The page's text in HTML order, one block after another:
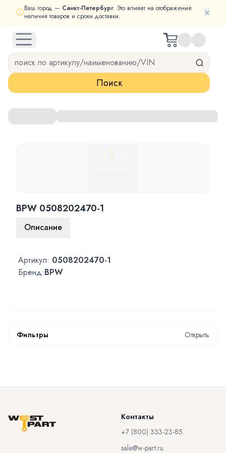
Ваш город — Санкт-Петербург. Это влияет на отображение
наличия товаров и сроки доставки.
×
open navigation menu
Поиск
BPW 0508202470-1
Описание
Артикул: 0508202470-1
Бренд:BPW
Фильтры Открыть
Контакты
+7 (800) 333-23-85
sale@w-part.ru